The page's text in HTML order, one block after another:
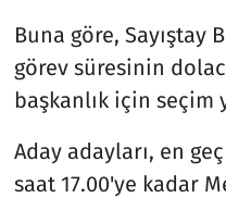
Buna göre, Sayıştay
görev süresinin
başkanlık için seçim
Aday adayları, en
saat 17.00'ye kadar
Televizyon